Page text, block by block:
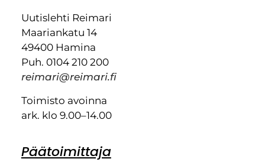
Uutislehti Reimari
Maariankatu 14
49400 Hamina
Puh. 0104 210 200
reimari@reimari.fi
Toimisto avoinna
ark. klo 9.00–14.00
Päätoimittaja